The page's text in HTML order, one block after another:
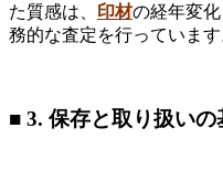
た質感は、 印材の経年変
務的な査定を行っています
■ 3. 保存と取り扱い